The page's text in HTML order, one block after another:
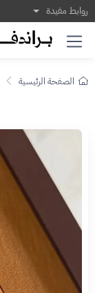
روابط مفيدة
الصفحة الرئيسية